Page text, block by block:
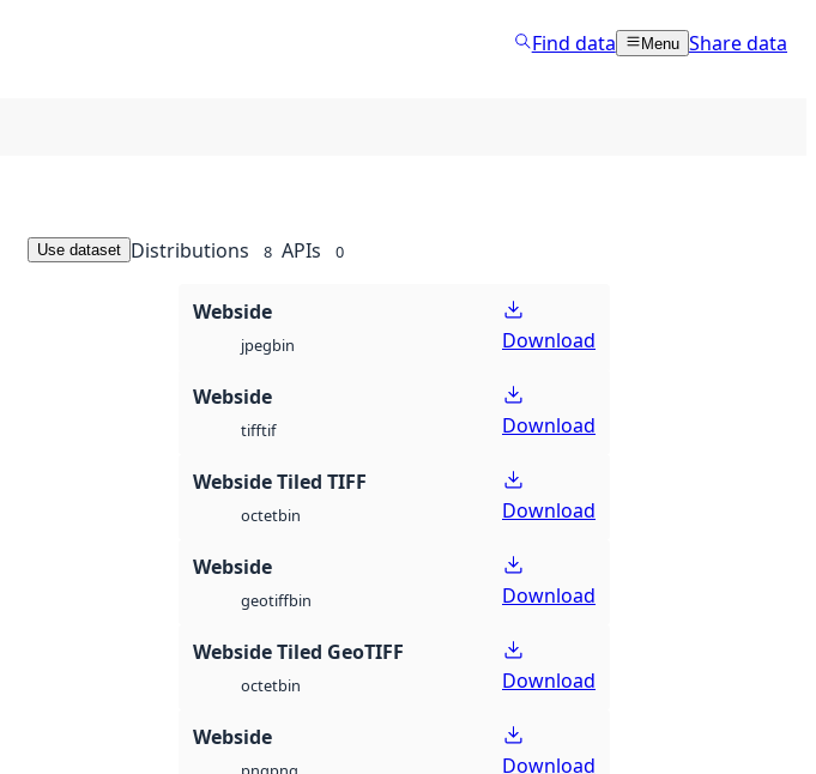
Find data Menu Share data
Use dataset Distributions 8 APIs 0
Webside
jpegbin Download
Webside
tifftif Download
Webside Tiled TIFF
octetbin Download
Webside
geotiffbin Download
Webside Tiled GeoTIFF
octetbin Download
Webside
Download